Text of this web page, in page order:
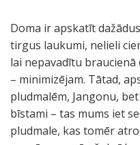
Doma ir apskatīt
tirgus laukumi, nelieli
lai nepavadītu braucienā
– minimizējam. Tātad,
pludmalēm, Jangonu,
bīstami – tas mums iet
pludmale, kas tomēr